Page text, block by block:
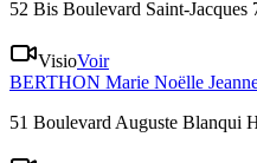
52 Bis Boulevard Saint-Jacques
VisioVoir
BERTHON Marie Noëlle
51 Boulevard Auguste Blanqui